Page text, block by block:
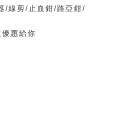
/線剪/止血鉗/路亞鉗/
惠給你